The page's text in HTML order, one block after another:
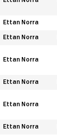
Ettan Norra
Ettan Norra
Ettan Norra
Ettan Norra
Ettan Norra
Ettan Norra